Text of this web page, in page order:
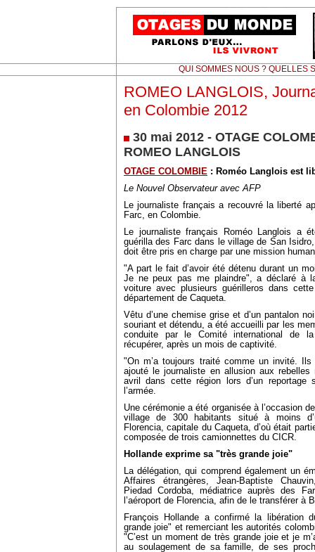
QUI SOMMES NOUS ? QUELLES
ROMEO LANGLOIS,
en Colombie 2012
30 mai 2012 - OTAGE
ROMEO LANGLOIS
OTAGE COLOMBIE : Roméo Langlois est
Le Nouvel Observateur avec AFP
Le journaliste français a recouvré la liberté
Farc, en Colombie.
Le journaliste français Roméo Langlois a
guérilla des Farc dans le village de San
doit être pris en charge par une mission
"A part le fait d’avoir été détenu durant un
Je ne peux pas me plaindre", a déclaré à
voiture avec plusieurs guérilleros dans
département de Caqueta.
Vêtu d’une chemise grise et d’un pantalon
souriant et détendu, a été accueilli par les
conduite par le Comité international de
récupérer, après un mois de captivité.
"On m’a toujours traité comme un invité.
ajouté le journaliste en allusion aux
avril dans cette région lors d’un reportage
l’armée.
Une cérémonie a été organisée à l’occasion
village de 300 habitants situé à moins
Florencia, capitale du Caqueta, d’où était
composée de trois camionnettes du CICR.
Hollande exprime sa "très grande joie"
La délégation, qui comprend également un
Affaires étrangères, Jean-Baptiste
Piedad Cordoba, médiatrice auprès des
l’aéroport de Florencia, afin de le transférer à
François Hollande a confirmé la libération
grande joie" et remerciant les autorités
"C’est un moment de très grande joie et je
au soulagement de sa famille, de ses